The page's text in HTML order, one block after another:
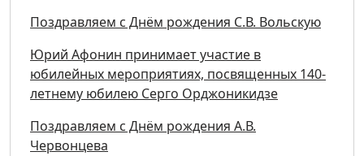
Поздравляем с Днём рождения С.В. Вольскую
Юрий Афонин принимает участие в
юбилейных мероприятиях, посвященных 140-
летнему юбилею Серго Орджоникидзе
Поздравляем с Днём рождения А.В.
Червонцева